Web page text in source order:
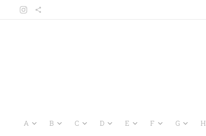
A B C D E F G H